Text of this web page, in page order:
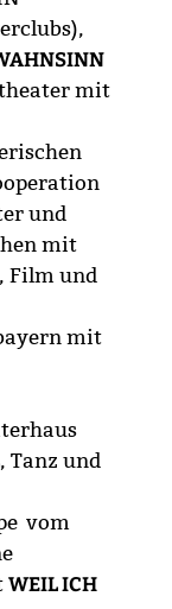
mit
und
mit
Film und
mit
, Tanz und
vom
WEIL ICH